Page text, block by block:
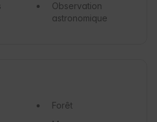
Observation
astronomique
Forêt